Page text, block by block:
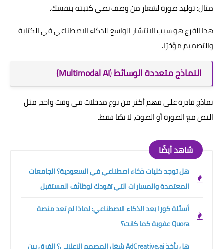
مثال: توليد صورة لشعار من وصف نصي كتبته بنفسك.
هذا الفرع هو سبب الانتشار الواسع للذكاء الاصطناعي في الكتابة
والتصميم مؤخرًا.
النماذج متعددة الوسائط (Multimodal AI)
نماذج قادرة على فهم أكثر من نوع مدخلات في وقت واحد، مثل
النص مع الصورة أو الصوت، لا نصًا فقط.
شاهد أيضًا
هل توجد كليات ذكاء اصطناعي في السعودية؟ الجامعات
المعتمدة والمسارات التي تقودك لوظائف المستقبل
أسئلة كورا بعد الذكاء الاصطناعي: لماذا لم تعد منصة
Quora عفوية كما كانت؟
هل يأخذ AdCreative.ai شغل المصمم الإعلاني؟ الفرق بين